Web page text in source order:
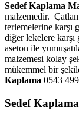
Sedef Kaplama
malzemedir.
terlemelerine karşı
diğer lekelere
aseton ile
malzemesi kolay
mükemmel bir
Kaplama 0543
Sedef